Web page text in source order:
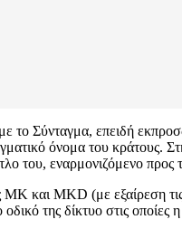
το Σύνταγμα, επειδή
όνομα του κράτους.
του, εναρμονιζόμενο
MKD (με εξαίρεση τις
της δίκτυο στις